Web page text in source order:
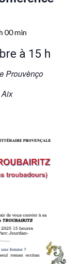
00 min
à 15 h
Prouvènço
Aix